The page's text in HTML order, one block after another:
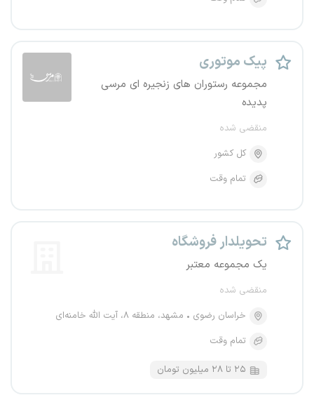
پیک موتوری
مجموعه رستوران های زنجیره ای مرسی
پدیده
منقضی شده
کل کشور
تمام وقت
تحویلدار فروشگاه
یک مجموعه معتبر
منقضی شده
خراسان رضوی
مشهد، منطقه ۸، آیت الله خامنه‌ای
تمام وقت
۲۵ تا ۲۸ میلیون تومان